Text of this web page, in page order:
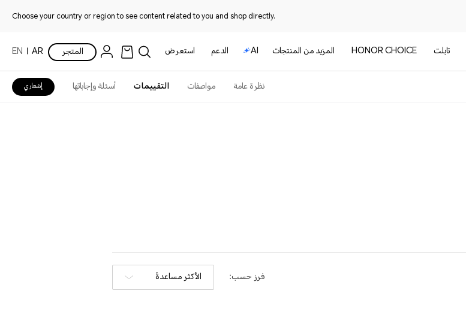
Choose your country or region to see content related to you and shop directly.
تابلت HONOR CHOICE المزيد من المنتجات AI الدعم استعرض المتجر AR
EN
نظرة عامة مواصفات التقييمات أسئلة وإجاباتها إشعاري
فرز حسب: الأكثر مساعدةً